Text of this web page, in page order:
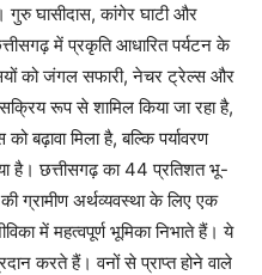
घासीदास, कांगेर घाटी और
में प्रकृति आधारित पर्यटन के
को जंगल सफारी, नेचर ट्रेल्स और
रूप से शामिल किया जा रहा है,
बढ़ावा मिला है, बल्कि पर्यावरण
है। छत्तीसगढ़ का 44 प्रतिशत भू-
ग्रामीण अर्थव्यवस्था के लिए एक
में महत्वपूर्ण भूमिका निभाते हैं। ये
करते हैं। वनों से प्राप्त होने वाले